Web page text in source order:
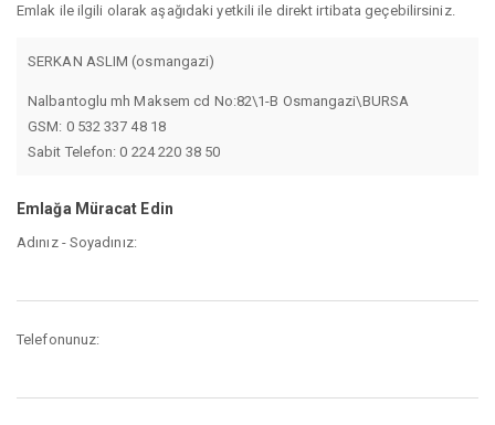
Emlak ile ilgili olarak aşağıdaki yetkili ile direkt irtibata geçebilirsiniz.
SERKAN ASLIM (osmangazi)
Nalbantoglu mh Maksem cd No:82\1-B Osmangazi\BURSA
GSM: 0 532 337 48 18
Sabit Telefon: 0 224 220 38 50
Emlağa Müracat Edin
Adınız - Soyadınız:
Telefonunuz: